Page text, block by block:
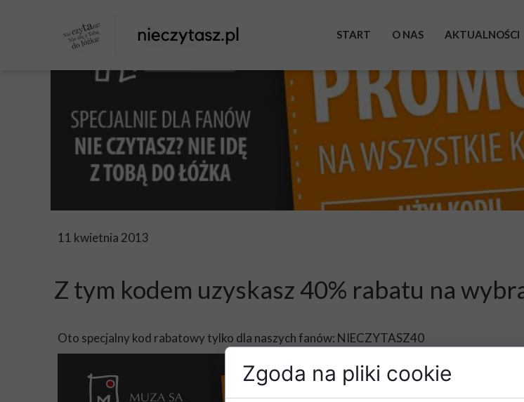
START O NAS
WYSTAWA
POMAGAM
AKTUALNOŚCI
11 kwietnia 2013
Z tym kodem uzyskasz 40% rabatu na
Oto specjalny kod rabatowy tylko dla naszych fanów: NIECZYTASZ40
Zgoda na pliki cookie